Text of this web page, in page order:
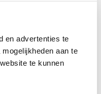
en advertenties te
aan te
te kunnen
noemen